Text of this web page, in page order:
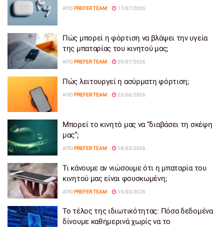
ΑΠΌ PREFER TEAM 17/07/2026
Πώς μπορεί η φόρτιση να βλάψει την υγεία
της μπαταρίας του κινητού μας;
ΑΠΌ PREFER TEAM 09/07/2026
Πώς λειτουργεί η ασύρματη φόρτιση;
ΑΠΌ PREFER TEAM 23/06/2026
Μπορεί το κινητό μας να “διαβάσει τη σκέψη
μας”;
ΑΠΌ PREFER TEAM 18/03/2026
Τι κάνουμε αν νιώσουμε ότι η μπαταρία του
κινητού μας είναι φουσκωμένη;
ΑΠΌ PREFER TEAM 15/03/2026
Το τέλος της ιδιωτικότητας: Πόσα δεδομένα
δίνουμε καθημερινά χωρίς να το